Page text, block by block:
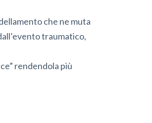
che ne muta
traumatico,
rendendola più